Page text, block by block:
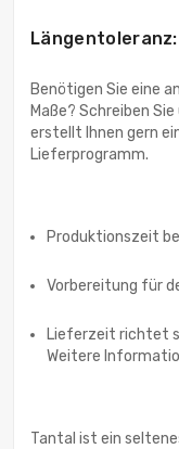
Benötigen Sie eine
Maße? Schreiben
erstellt Ihnen gern
Lieferprogramm.
Produktionszeit
Vorbereitung für
Lieferzeit richtet
Weitere
Tantal ist ein